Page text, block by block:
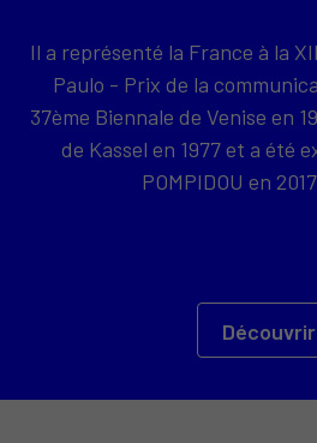
Il a représenté la France à la
Paulo - Prix de la
37ème Biennale de Venise en
de Kassel en 1977 et a été
POMPIDOU en
Découvrir